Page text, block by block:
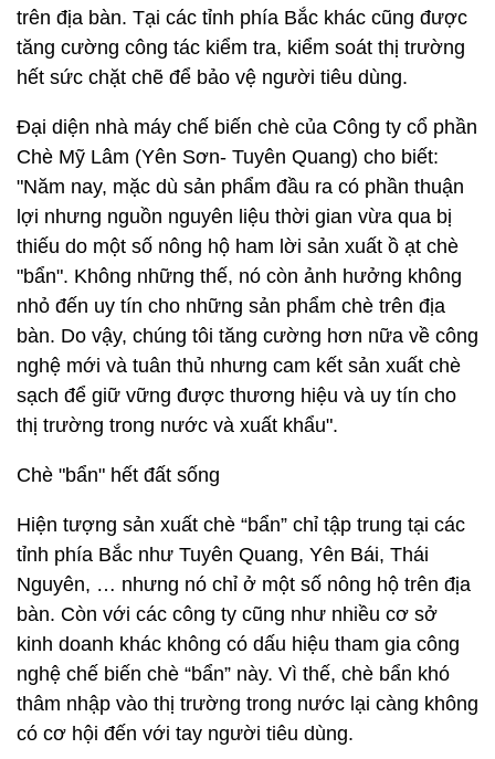
trên địa bàn. Tại các tỉnh phía Bắc khác cũng được
tăng cường công tác kiểm tra, kiểm soát thị trường
hết sức chặt chẽ để bảo vệ người tiêu dùng.
Đại diện nhà máy chế biến chè của Công ty cổ phần
Chè Mỹ Lâm (Yên Sơn- Tuyên Quang) cho biết:
"Năm nay, mặc dù sản phẩm đầu ra có phần thuận
lợi nhưng nguồn nguyên liệu thời gian vừa qua bị
thiếu do một số nông hộ ham lời sản xuất ồ ạt chè
"bẩn". Không những thế, nó còn ảnh hưởng không
nhỏ đến uy tín cho những sản phẩm chè trên địa
bàn. Do vậy, chúng tôi tăng cường hơn nữa về công
nghệ mới và tuân thủ nhưng cam kết sản xuất chè
sạch để giữ vững được thương hiệu và uy tín cho
thị trường trong nước và xuất khẩu".
Chè "bẩn" hết đất sống
Hiện tượng sản xuất chè “bẩn” chỉ tập trung tại các
tỉnh phía Bắc như Tuyên Quang, Yên Bái, Thái
Nguyên, … nhưng nó chỉ ở một số nông hộ trên địa
bàn. Còn với các công ty cũng như nhiều cơ sở
kinh doanh khác không có dấu hiệu tham gia công
nghệ chế biến chè “bẩn” này. Vì thế, chè bẩn khó
thâm nhập vào thị trường trong nước lại càng không
có cơ hội đến với tay người tiêu dùng.